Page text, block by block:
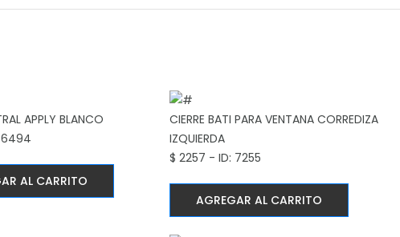
APPLY BLANCO
AL CARRITO
CIERRE BATI PARA VENTANA CORREDIZA
IZQUIERDA
$ 2257 - ID: 7255
AGREGAR AL CARRITO